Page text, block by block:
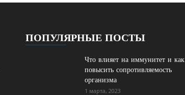
ПОПУЛЯРНЫЕ ПОСТЫ
Что влияет на иммунитет и как
повысить сопротивляемость
организма
1 марта, 2023